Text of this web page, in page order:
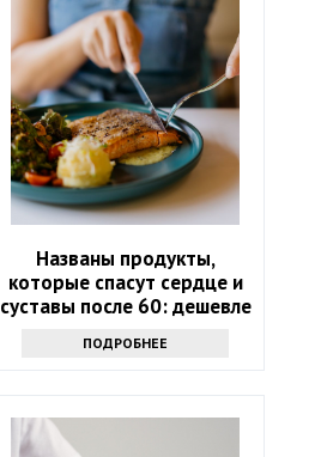
Названы продукты,
которые спасут сердце и
суставы после 60: дешевле
ПОДРОБНЕЕ